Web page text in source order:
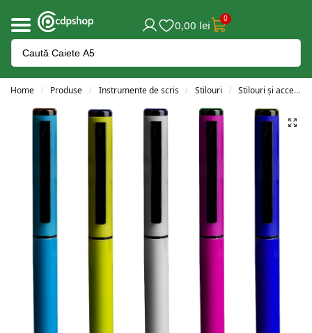
0,00 lei 0
Home / Produse / Instrumente de scris / Stilouri / Stilouri și accesorii